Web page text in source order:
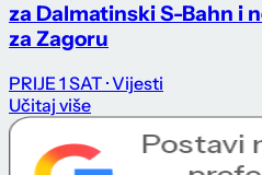
za Dalmatinski S-Bahn i
za Zagoru
PRIJE 1 SAT · Vijesti
Učitaj više